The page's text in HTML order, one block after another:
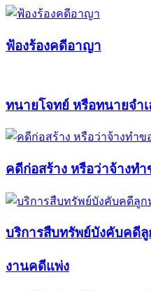
ฟ้องร้องคดีอาญา
ทนายโจทย์ หรือทนายจำ
คดีก่อสร้าง หรือว่าจ้างทำ
บริการสืบทรัพย์บังคับคดี
งานคดีแพ่ง